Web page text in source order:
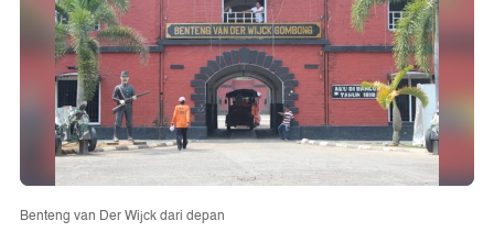
Benteng van Der Wijck dari depan